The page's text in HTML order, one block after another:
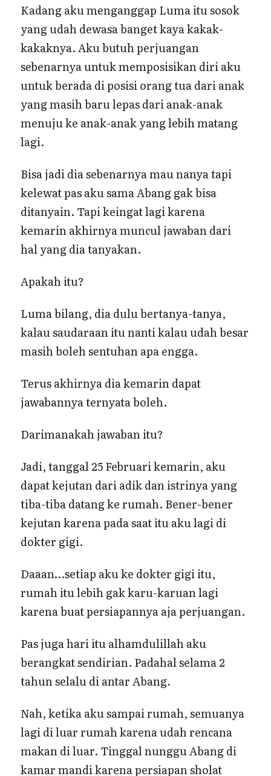
Kadang aku menganggap Luma itu sosok
yang udah dewasa banget kaya kakak-
kakaknya. Aku butuh perjuangan
sebenarnya untuk memposisikan diri aku
untuk berada di posisi orang tua dari anak
yang masih baru lepas dari anak-anak
menuju ke anak-anak yang lebih matang
lagi.
Bisa jadi dia sebenarnya mau nanya tapi
kelewat pas aku sama Abang gak bisa
ditanyain. Tapi keingat lagi karena
kemarin akhirnya muncul jawaban dari
hal yang dia tanyakan.
Apakah itu?
Luma bilang, dia dulu bertanya-tanya,
kalau saudaraan itu nanti kalau udah besar
masih boleh sentuhan apa engga.
Terus akhirnya dia kemarin dapat
jawabannya ternyata boleh.
Darimanakah jawaban itu?
Jadi, tanggal 25 Februari kemarin, aku
dapat kejutan dari adik dan istrinya yang
tiba-tiba datang ke rumah. Bener-bener
kejutan karena pada saat itu aku lagi di
dokter gigi.
Daaan…setiap aku ke dokter gigi itu,
rumah itu lebih gak karu-karuan lagi
karena buat persiapannya aja perjuangan.
Pas juga hari itu alhamdulillah aku
berangkat sendirian. Padahal selama 2
tahun selalu di antar Abang.
Nah, ketika aku sampai rumah, semuanya
lagi di luar rumah karena udah rencana
makan di luar. Tinggal nunggu Abang di
kamar mandi karena persiapan sholat